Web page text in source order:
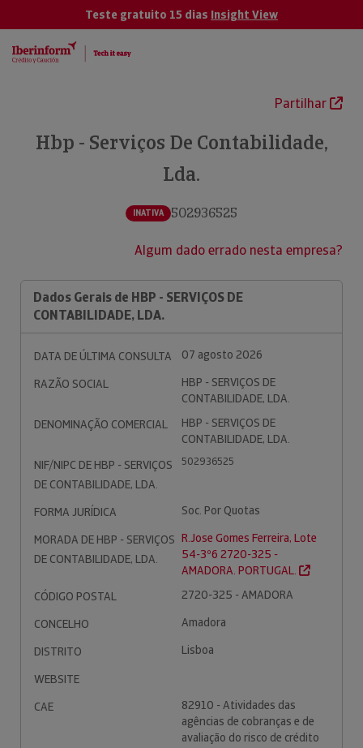
Teste gratuito 15 dias Insight View
Partilhar
Hbp - Serviços De Contabilidade,
Lda.
INATIVA 502936525
Algum dado errado nesta empresa?
Dados Gerais de HBP - SERVIÇOS DE
CONTABILIDADE, LDA.
DATA DE ÚLTIMA CONSULTA
07 agosto 2026
RAZÃO SOCIAL
HBP - SERVIÇOS DE
CONTABILIDADE, LDA.
DENOMINAÇÃO COMERCIAL
HBP - SERVIÇOS DE
CONTABILIDADE, LDA.
NIF/NIPC DE HBP - SERVIÇOS
DE CONTABILIDADE, LDA.
502936525
FORMA JURÍDICA
Soc. Por Quotas
MORADA DE HBP - SERVIÇOS
DE CONTABILIDADE, LDA.
R.Jose Gomes Ferreira, Lote
54-3º6 2720-325 -
AMADORA. PORTUGAL.
CÓDIGO POSTAL
2720-325 - AMADORA
CONCELHO
Amadora
DISTRITO
Lisboa
WEBSITE
CAE
82910 - Atividades das
agências de cobranças e de
avaliação do risco de crédito